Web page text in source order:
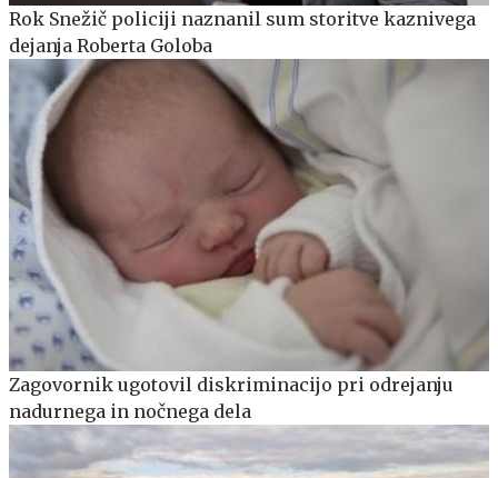
Rok Snežič policiji naznanil sum storitve kaznivega
dejanja Roberta Goloba
Zagovornik ugotovil diskriminacijo pri odrejanju
nadurnega in nočnega dela